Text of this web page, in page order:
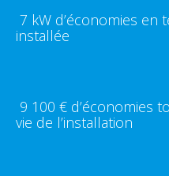
7 kW d’économies en
installée
9 100 € d’économies
vie de l’installation